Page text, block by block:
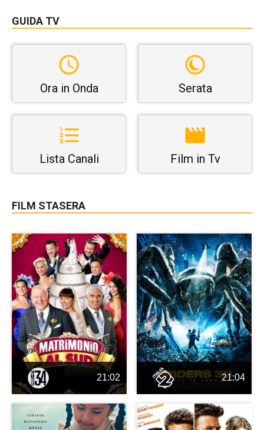
GUIDA TV
Ora in Onda Serata
Lista Canali Film in Tv
FILM STASERA
21:02 21:04